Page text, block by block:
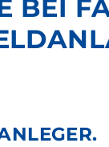
BEI